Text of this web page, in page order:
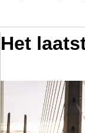
Het